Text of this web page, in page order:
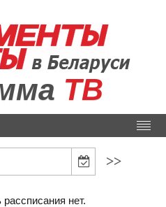
ТВ
>>
нет.